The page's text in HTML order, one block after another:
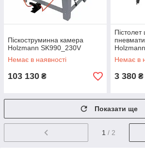
Піскоструминна камера
Holzmann SK990_230V
Немає в наявності
103 130 ₴
Пістолет
Немає в
3 380 ₴
Показати ще
1 / 2